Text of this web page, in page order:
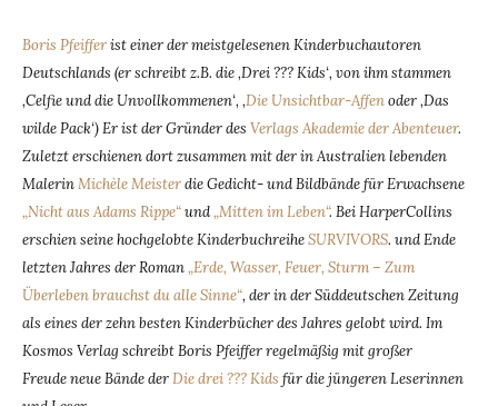
Boris Pfeifferist einer der meistgelesenen Kinderbuchautoren
Deutschlands (er schreibt z.B. die ‚Drei ??? Kids‘, von ihm stammen
‚Celfie und die Unvollkommenen‘, ‚Die Unsichtbar-Affenoder ‚Das
wilde Pack‘) Er ist der Gründer des Verlags Akademie der Abenteuer.
Zuletzt erschienen dort zusammen mit der in Australien lebenden
MalerinMichèle Meisterdie Gedicht- und Bildbände für Erwachsene
„Nicht aus Adams Rippe“und„Mitten im Leben“. Bei HarperCollins
erschien seine hochgelobte KinderbuchreiheSURVIVORS. und Ende
letzten Jahres der Roman„Erde, Wasser, Feuer, Sturm – Zum
Überleben brauchst du alle Sinne“, der in der Süddeutschen Zeitung
als eines der zehn besten Kinderbücher des Jahres gelobt wird. Im
Kosmos Verlag schreibt Boris Pfeiffer regelmäßig mit großer
Freude neue Bände derDie drei ??? Kids für die jüngeren Leserinnen